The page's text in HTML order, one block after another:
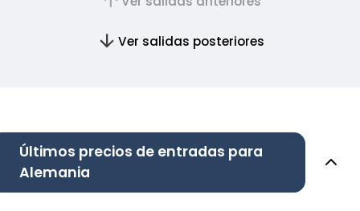
Ver salidas posteriores
Últimos precios de entradas para
Alemania